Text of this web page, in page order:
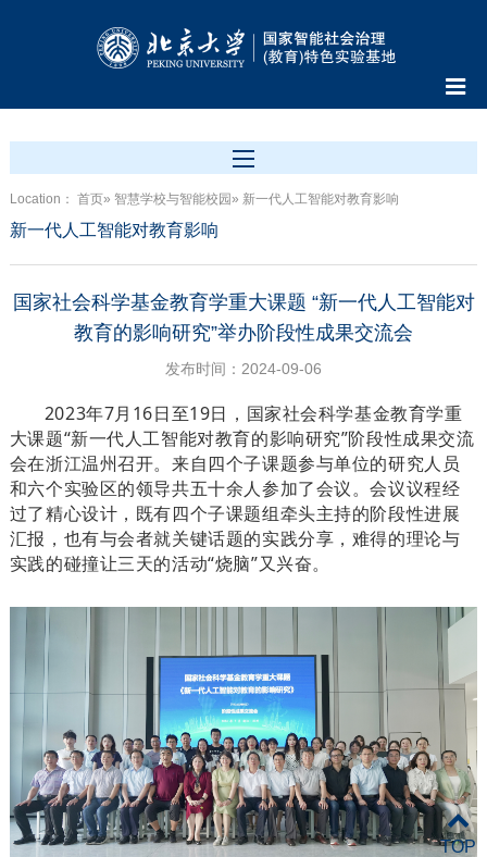
Location： 首页» 智慧学校与智能校园» 新一代人工智能对教育影响
新一代人工智能对教育影响
国家社会科学基金教育学重大课题 “新一代人工智能对
教育的影响研究”举办阶段性成果交流会
发布时间：2024-09-06
2023年7月16日至19日，国家社会科学基金教育学重
大课题“新一代人工智能对教育的影响研究”阶段性成果交流
会在浙江温州召开。来自四个子课题参与单位的研究人员
和六个实验区的领导共五十余人参加了会议。会议议程经
过了精心设计，既有四个子课题组牵头主持的阶段性进展
汇报，也有与会者就关键话题的实践分享，难得的理论与
实践的碰撞让三天的活动“烧脑”又兴奋。
TOP